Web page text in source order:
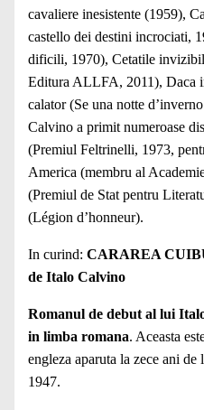
cavaliere inesistente (1959),
castello dei destini incrociati,
dificili, 1970), Cetatile
Editura ALLFA, 2011), Daca
calator (Se una notte
Calvino a primit numeroase
(Premiul Feltrinelli, 1973,
America (membru al
(Premiul de Stat pentru
(Légion d’honneur).
In curind: CARAREA
de Italo Calvino
Romanul de debut al lui
in limba romana. Aceasta
engleza aparuta la zece ani
1947.